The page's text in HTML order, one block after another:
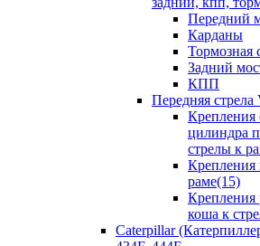
Передний
Карданы
Тормозная
Задний
КПП
Передняя
Крепления
цилиндра
стрелы к
Крепления
раме(15)
Крепления
коша к
Caterpillar